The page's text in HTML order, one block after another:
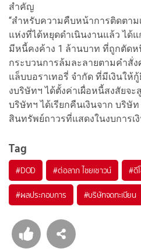
สําคัญ
“สำหรับความคืบหน้าการติดตา
แห่งที่ได้หยุดดําเนินงานแล้ว ได้
มีหนี้คงค้าง 1 ล้านบาท ที่ถูกตัด
กระบวนการล้มละลายตามคำสั่
แล็บบอราเทอรี่ จำกัด ที่มีเงินให้
งบริษัทฯ ได้ตั้งค่าเผื่อหนี้สงสัยจ
บริษัทฯ ได้เรียกคืนเงินจาก บริษั
สินทรัพย์ถาวรที่แสดงในงบการเ
Tag
#DOD #ต่อลาภ ไชยเชาวน์ #ดี
#ผลประกอบการ #บริษัทจดทะเบียน